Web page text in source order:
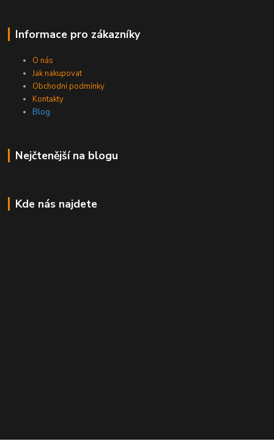
Informace pro zákazníky
O nás
Jak nakupovat
Obchodní podmínky
Kontakty
Blog
Nejčtenější na blogu
Kde nás najdete